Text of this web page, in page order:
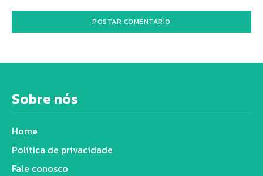
Sobre nós
Home
Política de privacidade
Fale conosco